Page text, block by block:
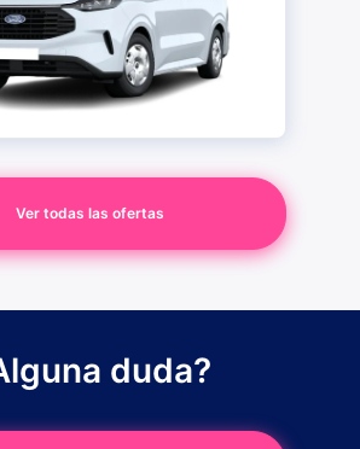
Ver todas las ofertas
duda?